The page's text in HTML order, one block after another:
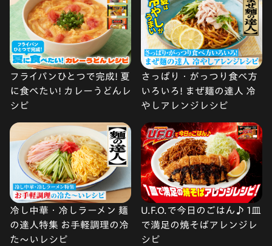
フライパンひとつで完成! 夏
に食べたい! カレーうどんレ
シピ
さっぱり・がっつり食べ方
いろいろ! まぜ麺の達人 冷
やしアレンジレシピ
冷し中華・冷しラーメン 麺
の達人特集 お手軽調理の冷
た〜いレシピ
U.F.O.で今日のごはん♪ 1皿
で満足の焼そばアレンジレ
シピ